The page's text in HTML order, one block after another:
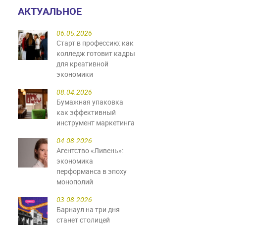
АКТУАЛЬНОЕ
06.05.2026
Старт в профессию: как
колледж готовит кадры
для креативной
экономики
08.04.2026
Бумажная упаковка
как эффективный
инструмент маркетинга
04.08.2026
Агентство «Ливень»:
экономика
перформанса в эпоху
монополий
03.08.2026
Барнаул на три дня
станет столицей